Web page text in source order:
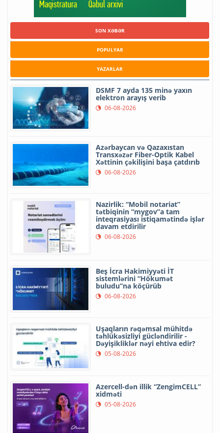
SON XƏBƏR
POPULYAR
YAZARLAR
DSMF 7 ayda 135 minə yaxın
elektron arayış verib
06-08-2026
Azərbaycan və Qazaxıstan
Transxəzər Fiber-Optik Kabel
Xəttinin çəkilişini başa çatdırıb
06-08-2026
Nazirlik: “Mobil notariat”
tətbiqinin “mygov”a tam
inteqrasiyası istiqamətində işlər
davam etdirilir
06-08-2026
Beş İcra Hakimiyyəti İT
sistemlərini “Hökumət
buludu”na köçürüb
06-08-2026
Uşaqların rəqəmsal mühitdə
təhlükəsizliyi gücləndirilir -
Dəyişikliklər nəyi ehtiva edir?
05-08-2026
Azercell-dən illik “ZengimCELL”
xidməti
05-08-2026